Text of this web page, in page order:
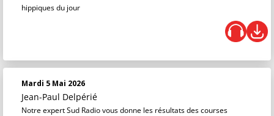
hippiques du jour
Mardi 5 Mai 2026
Jean-Paul Delpérié
Notre expert Sud Radio vous donne les résultats des courses